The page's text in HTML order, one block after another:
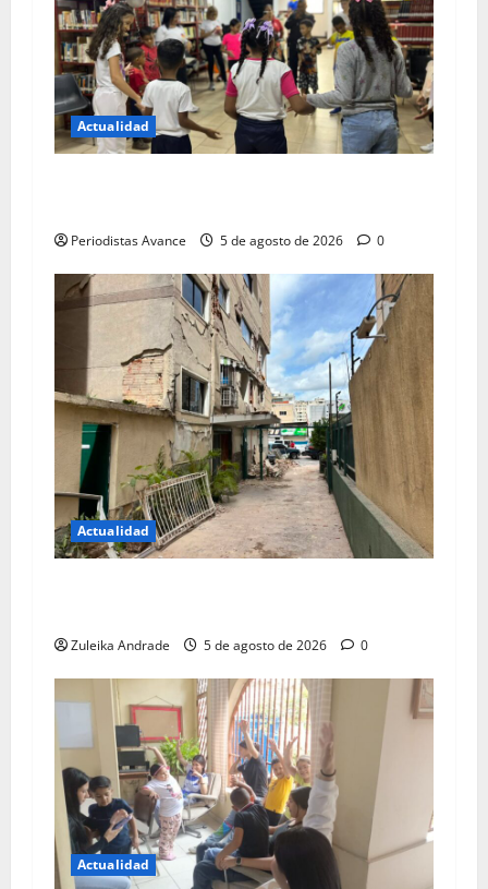
Actualidad
Periodistas Avance 5 de agosto de 2026 0
Actualidad
Zuleika Andrade 5 de agosto de 2026 0
Actualidad